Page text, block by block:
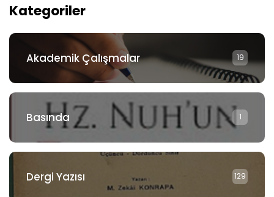
Kategoriler
Akademik Çalışmalar 19
Basında 1
Dergi Yazısı 129